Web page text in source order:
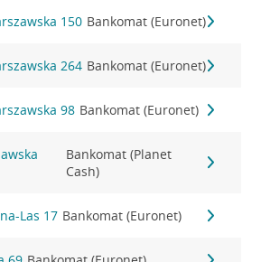
150 Bankomat (Euronet)
264 Bankomat (Euronet)
98 Bankomat (Euronet)
Bankomat (Planet
Cash)
Las 17 Bankomat (Euronet)